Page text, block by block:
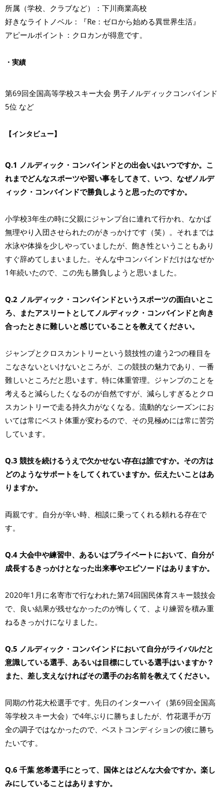
所属（学校、クラブなど）：下川商業高校
好きなライトノベル：『Re：ゼロから始める異世界生活』
アピールポイント：クロカンが得意です。
・実績
第69回全国高等学校スキー大会 男子ノルディックコンバインド
5位 など
【インタビュー】
Q.1 ノルディック・コンバインドとの出会いはいつですか。こ
れまでどんなスポーツや習い事をしてきて、いつ、なぜノルデ
ィック・コンバインドで勝負しようと思ったのですか。
小学校3年生の時に父親にジャンプ台に連れて行かれ、なかば
無理やり入団させられたのがきっかけです（笑）。それまでは
水泳や体操を少しやっていましたが、飽き性ということもあり
すぐ辞めてしまいました。そんな中コンバインドだけはなぜか
1年続いたので、この先も勝負しようと思いました。
Q.2 ノルディック・コンバインドというスポーツの面白いとこ
ろ、またアスリートとしてノルディック・コンバインドと向き
合ったときに難しいと感じていることを教えてください。
ジャンプとクロスカントリーという競技性の違う2つの種目を
こなさないといけないところが、この競技の魅力であり、一番
難しいところだと思います。特に体重管理。ジャンプのことを
考えると減らしたくなるのが自然ですが、減らしすぎるとクロ
スカントリーで走る持久力がなくなる。流動的なシーズンにお
いては常にベスト体重が変わるので、その見極めには常に苦労
しています。
Q.3 競技を続けるうえで欠かせない存在は誰ですか。その方は
どのようなサポートをしてくれていますか。伝えたいことはあ
りますか。
両親です。自分が辛い時、相談に乗ってくれる頼れる存在で
す。
Q.4 大会中や練習中、あるいはプライベートにおいて、自分が
成長するきっかけとなった出来事やエピソードはありますか。
2020年1月に名寄市で行なわれた第74回国民体育スキー競技会
で、良い結果が残せなかったのが悔しくて、より練習を積み重
ねるきっかけになりました。
Q.5 ノルディック・コンバインドにおいて自分がライバルだと
意識している選手、あるいは目標にしている選手はいますか？
また、差し支えなければその選手のお名前を教えてください。
同期の竹花大松選手です。先日のインターハイ（第69回全国高
等学校スキー大会）で4年ぶりに勝ちましたが、竹花選手が万
全の調子ではなかったので、ベストコンディションの彼に勝ち
たいです。
Q.6 千葉 悠希選手にとって、国体とはどんな大会ですか。楽し
みにしていることはありますか。